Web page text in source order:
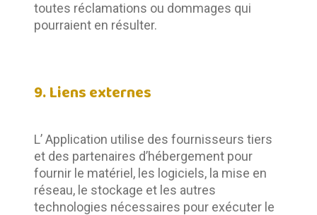
toutes réclamations ou dommages qui
pourraient en résulter.
9. Liens externes
L’ Application utilise des fournisseurs tiers
et des partenaires d’hébergement pour
fournir le matériel, les logiciels, la mise en
réseau, le stockage et les autres
technologies nécessaires pour exécuter le